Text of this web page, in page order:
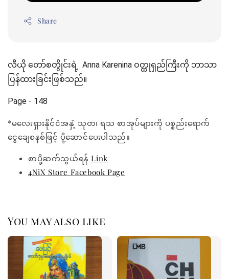
Share
လီယို တော်စတွိုင်းရဲ့ Anna Karenina ဝတ္ထုရှည်ကြီးကို ဘာသာ
ပြန်ထားခြင်းဖြစ်သည်။
Page - 148
*မလေးရှားနိုင်ငံအနှံ့ သုတ၊ ရသ စာအုပ်များကို ပစ္စည်းရောက်
ငွေချေစနစ်ဖြင့် ပို့ဆောင်ပေးပါသည်။
စာပို့ဆက်သွယ်ရန်Link
4NiX Store Facebook Page
You may also like